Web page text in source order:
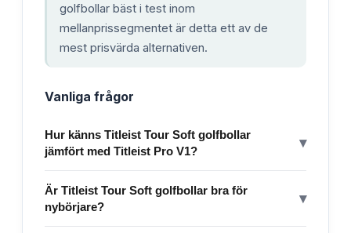
golfbollar bäst i test inom
mellanprissegmentet är detta ett av de
mest prisvärda alternativen.
Vanliga frågor
Hur känns Titleist Tour Soft golfbollar
jämfört med Titleist Pro V1?
▾
Är Titleist Tour Soft golfbollar bra för
nybörjare?
▾